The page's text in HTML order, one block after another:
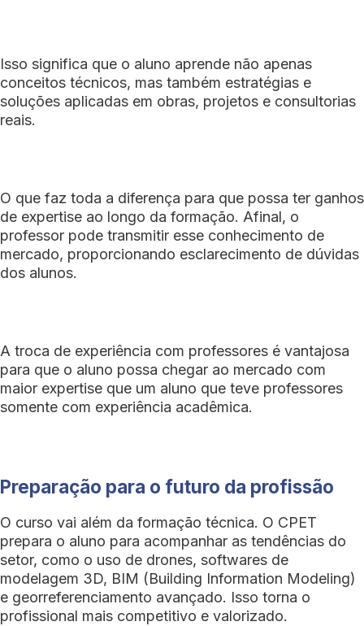
Isso significa que o aluno aprende não apenas
conceitos técnicos, mas também estratégias e
soluções aplicadas em obras, projetos e consultorias
reais.
O que faz toda a diferença para que possa ter ganhos
de expertise ao longo da formação. Afinal, o
professor pode transmitir esse conhecimento de
mercado, proporcionando esclarecimento de dúvidas
dos alunos.
A troca de experiência com professores é vantajosa
para que o aluno possa chegar ao mercado com
maior expertise que um aluno que teve professores
somente com experiência acadêmica.
Preparação para o futuro da profissão
O curso vai além da formação técnica. O CPET
prepara o aluno para acompanhar as tendências do
setor, como o uso de drones, softwares de
modelagem 3D, BIM (Building Information Modeling)
e georreferenciamento avançado. Isso torna o
profissional mais competitivo e valorizado.